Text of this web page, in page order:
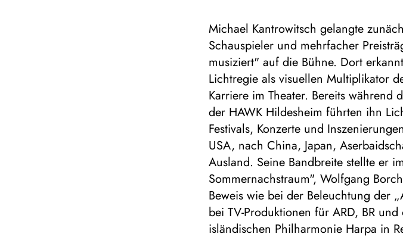
Michael Kantrowitsch gelangte
Schauspieler und mehrfacher
musiziert" auf die Bühne. Dort
Lichtregie als visuellen Multiplikator
Karriere im Theater. Bereits während
der HAWK Hildesheim führten ihn
Festivals, Konzerte und
USA, nach China, Japan,
Ausland. Seine Bandbreite stellte er
Sommernachstraum", Wolfgang
Beweis wie bei der Beleuchtung der
bei TV-Produktionen für ARD, BR
isländischen Philharmonie Harpa in